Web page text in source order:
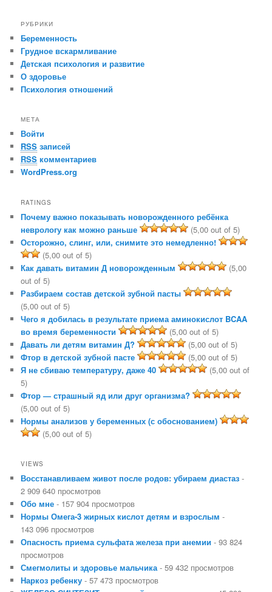
РУБРИКИ
Беременность
Грудное вскармливание
Детская психология и развитие
О здоровье
Психология отношений
МЕТА
Войти
RSS записей
RSS комментариев
WordPress.org
RATINGS
Почему важно показывать новорожденного ребёнка
неврологу как можно раньше
(5,00 out of 5)
Осторожно, слинг, или, снимите это немедленно!
(5,00 out of 5)
Как давать витамин Д новорожденным
(5,00
out of 5)
Разбираем состав детской зубной пасты
(5,00 out of 5)
Чего я добилась в результате приема аминокислот BCAA
во время беременности
(5,00 out of 5)
Давать ли детям витамин Д?
(5,00 out of 5)
Фтор в детской зубной пасте
(5,00 out of 5)
Я не сбиваю температуру, даже 40
(5,00 out of
5)
Фтор — страшный яд или друг организма?
(5,00 out of 5)
Нормы анализов у беременных (с обоснованием)
(5,00 out of 5)
VIEWS
Восстанавливаем живот после родов: убираем диастаз -
2 909 640 просмотров
Обо мне - 157 904 просмотров
Нормы Омега-3 жирных кислот детям и взрослым -
143 096 просмотров
Опасность приема сульфата железа при анемии - 93 824
просмотров
Смегмолиты и здоровье мальчика- 59 432 просмотров
Наркоз ребенку - 57 473 просмотров